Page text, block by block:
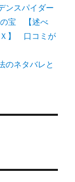
ンスパイダー
の宝 【述べ
Ｘ】 口コミが
のネタバレと